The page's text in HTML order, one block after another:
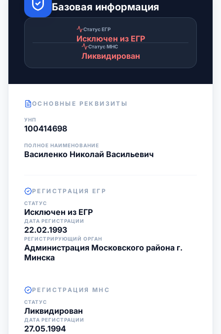
Базовая информация
Статус ЕГР
Исключен из ЕГР
Статус МНС
Ликвидирован
ОСНОВНЫЕ РЕКВИЗИТЫ
УНП
100414698
ПОЛНОЕ НАИМЕНОВАНИЕ
Василенко Николай Васильевич
РЕГИСТРАЦИЯ ЕГР
СТАТУС
Исключен из ЕГР
ДАТА РЕГИСТРАЦИИ
22.02.1993
РЕГИСТРИРУЮЩИЙ ОРГАН
Администрация Московского района г.
Минска
РЕГИСТРАЦИЯ МНС
СТАТУС
Ликвидирован
ДАТА РЕГИСТРАЦИИ
27.05.1994